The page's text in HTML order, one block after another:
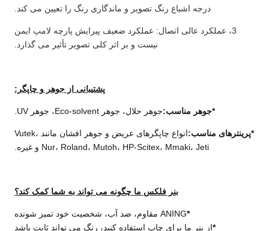
درجه اشباع رنگ تصویر و ماندگاری رنگ را تعیین می کند.
3، عملکرد عالی اتصال: عملکرد ضعیف پیرایش پارچه لامپ ایمن
نیست و بر اثر کلی تصویر تأثیر می گذارد.
پشتیبانی از جوهر و چاپگر:
جوهر مناسب:جوهر حلال، جوهر Eco-solvent، جوهر UV.
مناسب:
انواع چاپگرهای عریض و جوهر افشان مانند Vutek،
Nur، Roland، Mutoh، HP-Scitex، Mmaki، Jeti و غیره.
بنر فلکس ما چگونه می تواند به شما کمک کند؟
ANING مقاوم، ضد آب، شخصیت خود تمیز شونده
از بنر ما برای چاپ استفاده کنید، رنگ می تواند ثابت باشد